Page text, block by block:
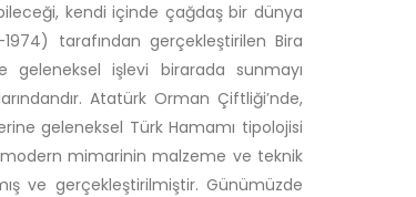
kendi içinde çağdaş bir dünya
tarafından gerçekleştirilen Bira
geleneksel işlevi birarada sunmayı
Atatürk Orman Çiftliği’nde,
geleneksel Türk Hamamı tipolojisi
modern mimarinin malzeme ve teknik
ve gerçekleştirilmiştir. Günümüzde